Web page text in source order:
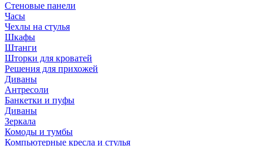
Стеновые панели
Часы
Чехлы на стулья
Шкафы
Штанги
Шторки для кроватей
Решения для прихожей
Диваны
Антресоли
Банкетки и пуфы
Диваны
Зеркала
Комоды и тумбы
Компьютерные кресла и стулья